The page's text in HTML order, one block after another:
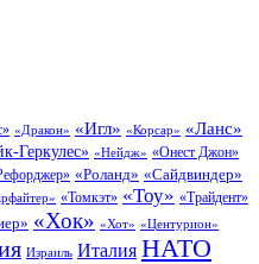
«Дракон» «Игл» «Корсар» «Ланс»
Геркулес» «Нейдж» «Онест Джон»
«Роланд» «Сайдвиндер»
«Томкэт» «Тоу» «Трайдент»
«Хок» «Хот» «Центурион»
Израиль Италия НАТО